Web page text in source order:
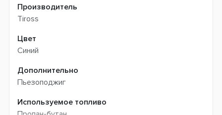
Производитель
Tiross
Цвет
Синий
Дополнительно
Пьезоподжиг
Используемое топливо